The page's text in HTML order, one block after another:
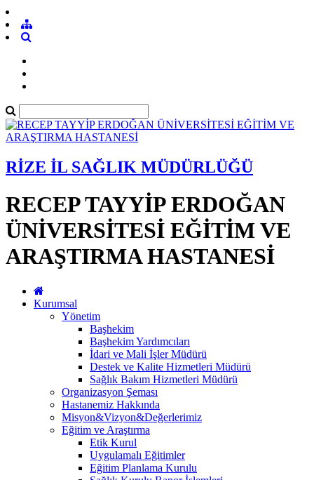
RİZE İL SAĞLIK MÜDÜRLÜĞÜ
RECEP TAYYİP ERDOĞAN
ÜNİVERSİTESİ EĞİTİM VE
ARAŞTIRMA HASTANESİ
Kurumsal
Yönetim
Başhekim
Başhekim Yardımcıları
İdari ve Mali İşler Müdürü
Destek ve Kalite Hizmetleri Müdürü
Sağlık Bakım Hizmetleri Müdürü
Organizasyon Şeması
Hastanemiz Hakkında
Misyon&Vizyon&Değerlerimiz
Eğitim ve Araştırma
Etik Kurul
Uygulamalı Eğitimler
Eğitim Planlama Kurulu